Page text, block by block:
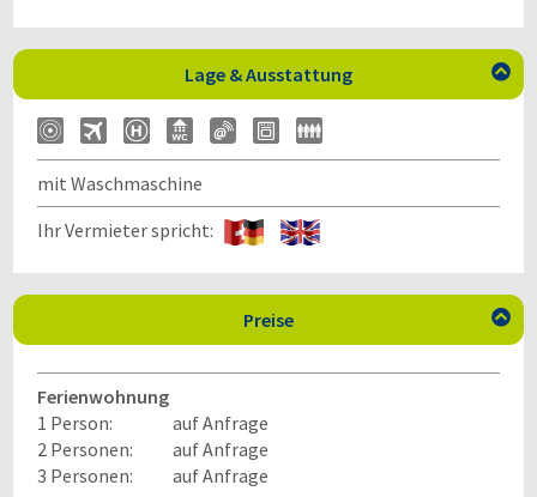
Lage & Ausstattung 
mit Waschmaschine
Ihr Vermieter spricht:
Preise 
Ferienwohnung
1 Person:
auf Anfrage
2 Personen:
auf Anfrage
3 Personen:
auf Anfrage